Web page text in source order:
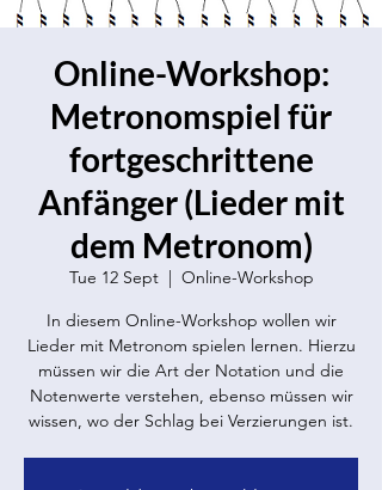
Online-Workshop:
Metronomspiel für
fortgeschrittene
Anfänger (Lieder mit
dem Metronom)
Tue 12 Sept
  |
Online-Workshop
In diesem Online-Workshop wollen wir
Lieder mit Metronom spielen lernen. Hierzu
müssen wir die Art der Notation und die
Notenwerte verstehen, ebenso müssen wir
wissen, wo der Schlag bei Verzierungen ist.